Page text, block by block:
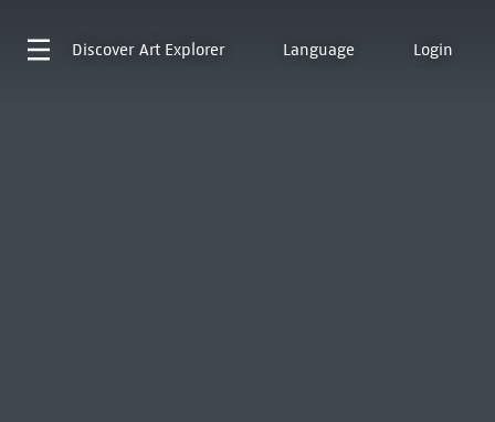
Discover Art Explorer Language Login